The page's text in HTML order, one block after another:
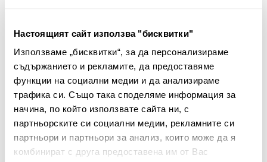
Настоящият сайт използва "бисквитки"
Използваме „бисквитки“, за да персонализираме
съдържанието и рекламите, да предоставяме
функции на социални медии и да анализираме
трафика си. Също така споделяме информация за
начина, по който използвате сайта ни, с
партньорските си социални медии, рекламните си
партньори и партньори за анализ, които може да я
комбинират с друга предоставена им от Вас